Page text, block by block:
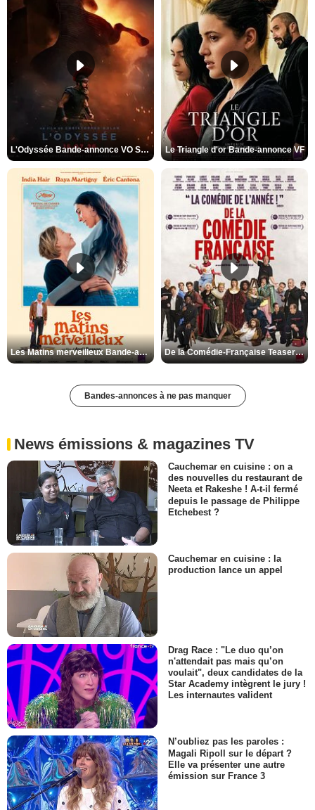
L'Odyssée Bande-annonce VO STFR Le Triangle d'or Bande-annonce VF
Les Matins merveilleux Bande-annonce VF De la Comédie-Française Teaser VF
Bandes-annonces à ne pas manquer
News émissions & magazines TV
Cauchemar en cuisine : on a
des nouvelles du restaurant de
Neeta et Rakeshe ! A-t-il fermé
depuis le passage de Philippe
Etchebest ?
Cauchemar en cuisine : la
production lance un appel
Drag Race : "Le duo qu’on
n'attendait pas mais qu’on
voulait", deux candidates de la
Star Academy intègrent le jury !
Les internautes valident
N’oubliez pas les paroles :
Magali Ripoll sur le départ ?
Elle va présenter une autre
émission sur France 3